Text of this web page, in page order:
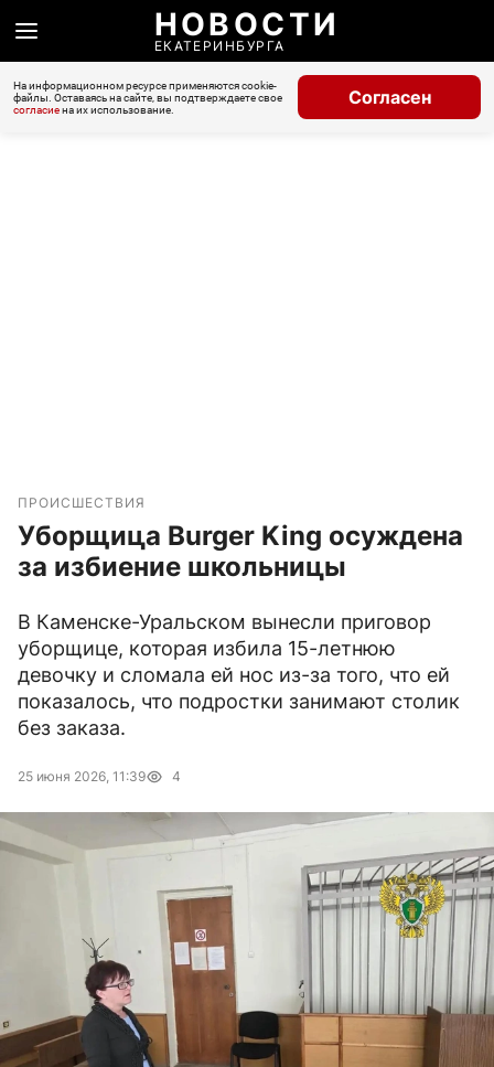
НОВОСТИ
ЕКАТЕРИНБУРГА
На информационном ресурсе применяются cookie-
файлы. Оставаясь на сайте, вы подтверждаете свое
согласиена их использование.
Согласен
ПРОИСШЕСТВИЯ
Уборщица Burger King осуждена
за избиение школьницы
В Каменске-Уральском вынесли приговор
уборщице, которая избила 15-летнюю
девочку и сломала ей нос из-за того, что ей
показалось, что подростки занимают столик
без заказа.
25 июня 2026, 11:39 4